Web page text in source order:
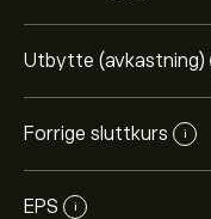
Utbytte (avkastning)
Forrige sluttkurs i
EPS i